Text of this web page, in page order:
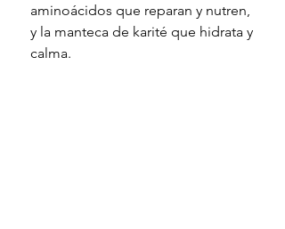
aminoácidos que reparan y nutren,
y la manteca de karité que hidrata y
calma.